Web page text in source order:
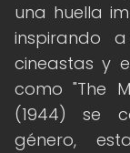
una huella
inspirando
cineastas y
como "The
(1944) se
género,